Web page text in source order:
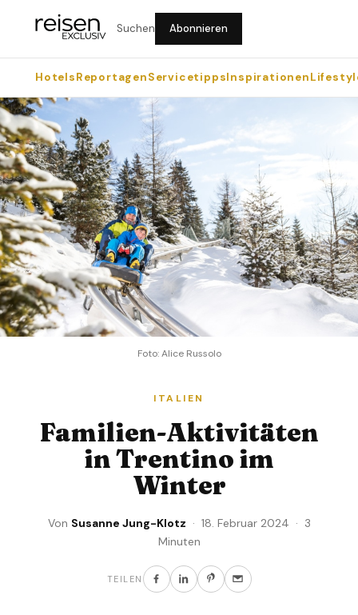
Suchen Abonnieren
HotelsReportagenServicetippsInspirationen
Foto: Alice Russolo
ITALIEN
Familien-Aktivitäten
in Trentino im
Winter
Von Susanne Jung-Klotz · 18. Februar 2024 · 3
Minuten
TEILEN